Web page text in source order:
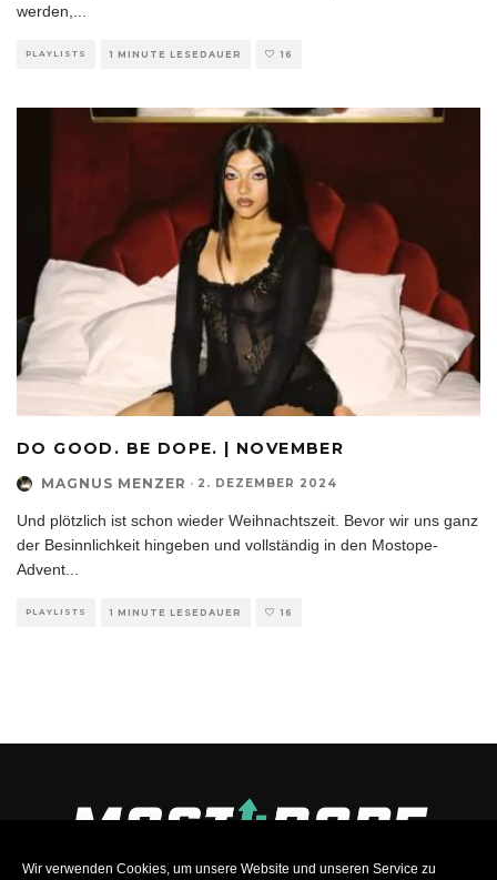
Wir verwenden Cookies, um unsere Website und unseren Service zu
werden,
PLAYLISTS 1 MINUTE LESEDAUER 16
DO GOOD. BE DOPE. | NOVEMBER
MAGNUS MENZER · 2. DEZEMBER 2024
Und plötzlich ist schon wieder Weihnachtszeit. Bevor wir uns ganz
der Besinnlichkeit hingeben und vollständig in den Mostope-
Advent...
PLAYLISTS 1 MINUTE LESEDAUER 16